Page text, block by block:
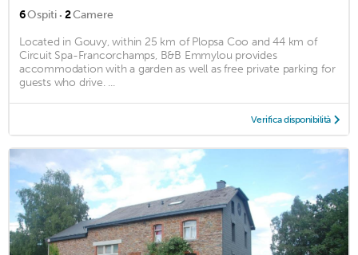
6Ospiti · 2Camere
Located in Gouvy, within 25 km of Plopsa Coo and 44 km of
Circuit Spa-Francorchamps, B&B Emmylou provides
accommodation with a garden as well as free private parking for
guests who drive. ...
Verifica disponibilità